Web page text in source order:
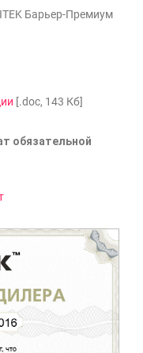
Барьер-Премиум
[.doc, 143 Кб]
обязательной